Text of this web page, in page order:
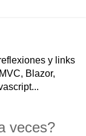
y links
Blazor,
veces?